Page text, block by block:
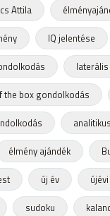
Attila
IQ jelentése
the box gondolkodás
élmény ajándék
új év
sudoku